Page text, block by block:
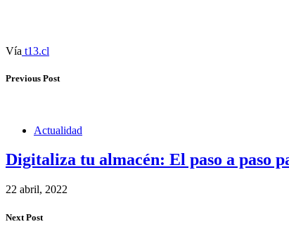
Vía t13.cl
Previous Post
Actualidad
Digitaliza tu almacén: El paso a paso
22 abril, 2022
Next Post